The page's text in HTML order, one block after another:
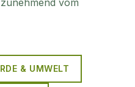
vom
& UMWELT